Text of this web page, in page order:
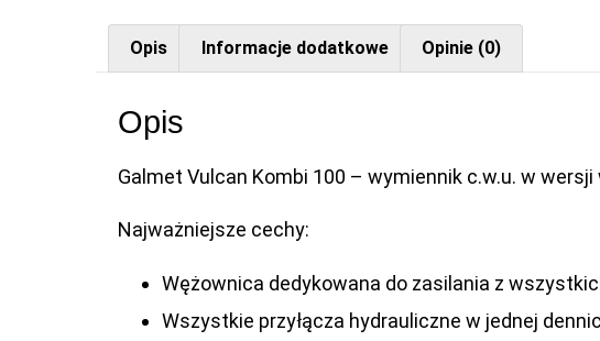
Opis Informacje dodatkowe Opinie (0)
Opis
Galmet Vulcan Kombi 100 – wymiennik c.w.u. w
Najważniejsze cechy:
Wężownica dedykowana do zasilania z
Wszystkie przyłącza hydrauliczne w jednej